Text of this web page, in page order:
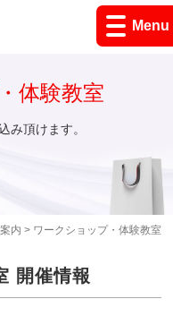
Menu
内 > ワークショップ・体験教室
体験教室
み頂けます。
開催情報